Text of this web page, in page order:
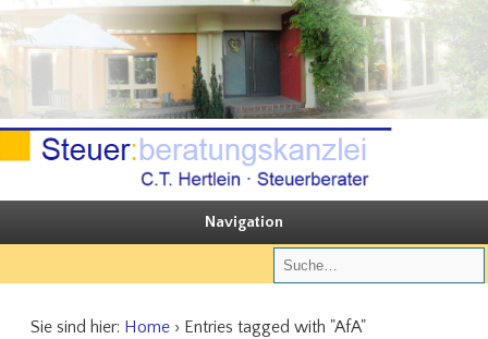
Steuerberatungskanzlei C.T. Hertlein
Sie steuern, wir beraten
Navigation
Sie sind hier: Home› Entries tagged with "AfA"